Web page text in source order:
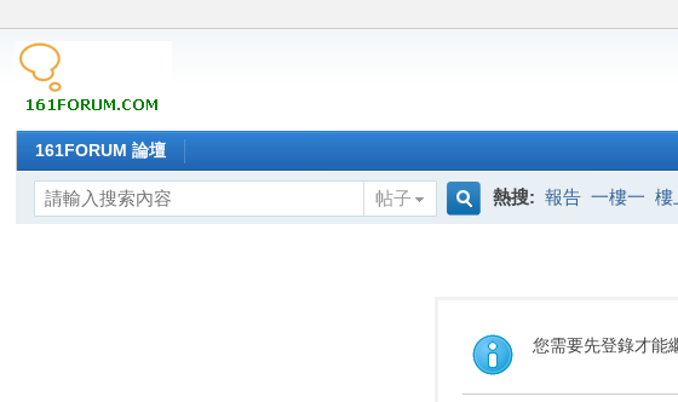
161FORUM 論壇
帖子
熱搜: 報告 一樓一 樓
您需要先登錄才能